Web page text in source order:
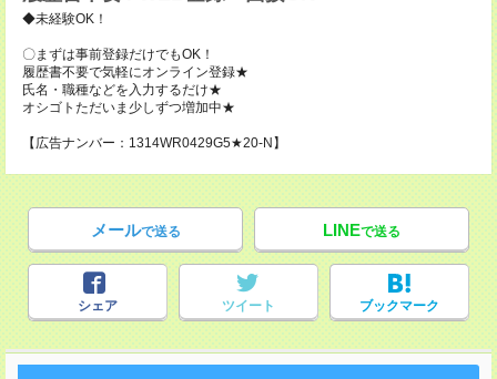
◆未経験OK！
〇まずは事前登録だけでもOK！
履歴書不要で気軽にオンライン登録★
氏名・職種などを入力するだけ★
オシゴトただいま少しずつ増加中★
【広告ナンバー：1314WR0429G5★20-N】
メールで送る LINEで送る
シェア ツイート ブックマーク